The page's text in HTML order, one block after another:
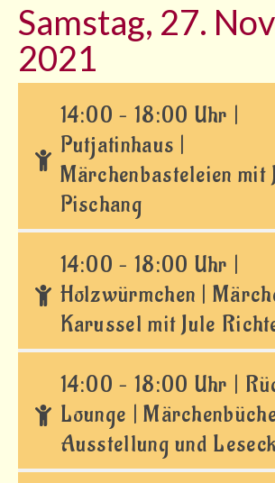
Informationen/Beratung
Gutscheine
Presse
Newsletter
Bildungspaket
Verein
Mitgliedschaft
Das Haus
Geschichte
Team
Ehrenamtscafé
Mitmachen
Samstag, 27.
2021
14:00 – 18:00 Uhr |
Putjatinhaus |
Märchenbasteleien mit
Pischang
14:00 – 18:00 Uhr |
Holzwürmchen |
Karussel mit Jule
14:00 – 18:00 Uhr |
Lounge |
Ausstellung und